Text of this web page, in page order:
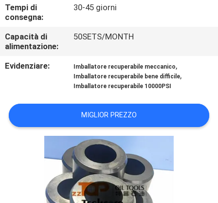
NOTIZIE
CASI
DEL
SITO
Tempi di
consegna:
30-45 giorni
Capacità di
alimentazione:
50SETS/MONTH
Evidenziare: Imballatore recuperabile meccanico,
Imballatore recuperabile bene difficile,
Imballatore recuperabile 10000PSI
MIGLIOR PREZZO